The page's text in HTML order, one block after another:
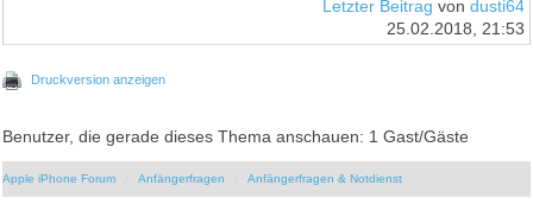
Letzter Beitrag von dusti64
25.02.2018, 21:53
Druckversion anzeigen
Benutzer, die gerade dieses Thema anschauen: 1 Gast/Gäste
Apple iPhone Forum Anfängerfragen Anfängerfragen & Notdienst